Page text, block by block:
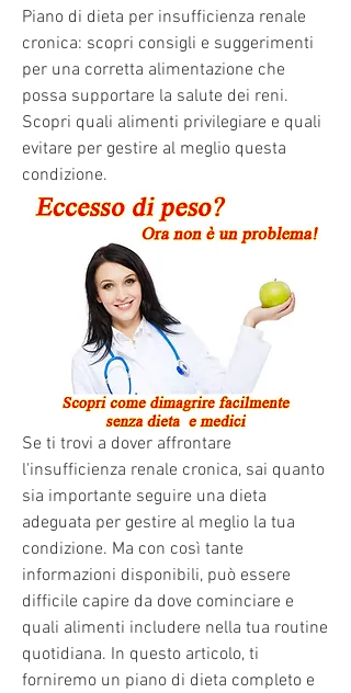
Piano di dieta per insufficienza renale
cronica: scopri consigli e suggerimenti
per una corretta alimentazione che
possa supportare la salute dei reni.
Scopri quali alimenti privilegiare e quali
evitare per gestire al meglio questa
condizione.
Se ti trovi a dover affrontare
l'insufficienza renale cronica, sai quanto
sia importante seguire una dieta
adeguata per gestire al meglio la tua
condizione. Ma con così tante
informazioni disponibili, può essere
difficile capire da dove cominciare e
quali alimenti includere nella tua routine
quotidiana. In questo articolo, ti
forniremo un piano di dieta completo e